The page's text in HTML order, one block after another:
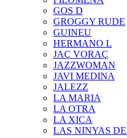
GOS D
GROGGY RUDE
GUINEU
HERMANO L
JAÇ VORAÇ
JAZZWOMAN
JAVI MEDINA
JALEZZ
LA MARIA
LA OTRA
LA XICA
LAS NINYAS